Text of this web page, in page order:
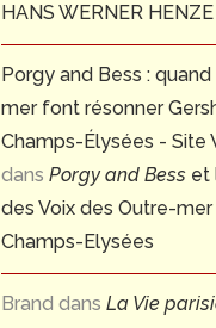
HANS WERNER HENZE
Porgy and Bess :
mer font résonner
Champs-Élysées - Site
dans Porgy and Bess et
des Voix des Outre-
Champs-Elysées
Brand dans La Vie